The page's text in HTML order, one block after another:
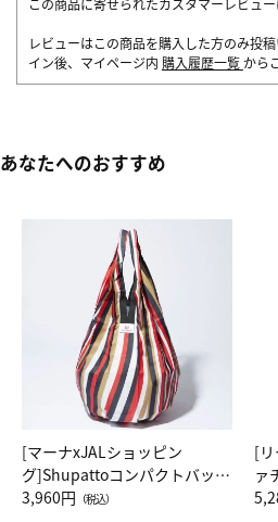
レビューはこの商品を購入した方のみ投
イン後、マイページ内 購入履歴一覧 から
あなたへのおすすめ
[マーナxJALショッピン
グ]Shupattoコンパクトバッグ
Drop JAL客室乗務員（LC）ス
3,960円 （税込）
[
ァ
ト